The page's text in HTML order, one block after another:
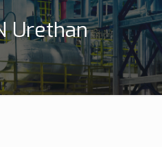
Urethan